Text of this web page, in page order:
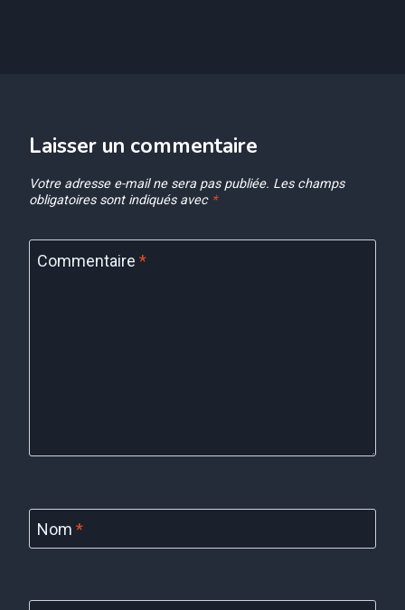
Laisser un commentaire
Votre adresse e-mail ne sera pas publiée. Les champs
obligatoires sont indiqués avec *
Commentaire *
Nom *